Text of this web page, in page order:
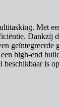
Met
Dankzij
geïntegreerde
high-end
is